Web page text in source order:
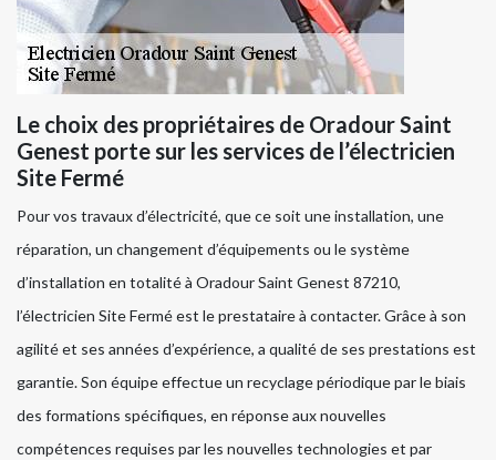
Le choix des propriétaires de Oradour Saint
Genest porte sur les services de l’électricien
Site Fermé
Pour vos travaux d’électricité, que ce soit une installation, une
réparation, un changement d’équipements ou le système
d’installation en totalité à Oradour Saint Genest 87210,
l’électricien Site Fermé est le prestataire à contacter. Grâce à son
agilité et ses années d’expérience, a qualité de ses prestations est
garantie. Son équipe effectue un recyclage périodique par le biais
des formations spécifiques, en réponse aux nouvelles
compétences requises par les nouvelles technologies et par